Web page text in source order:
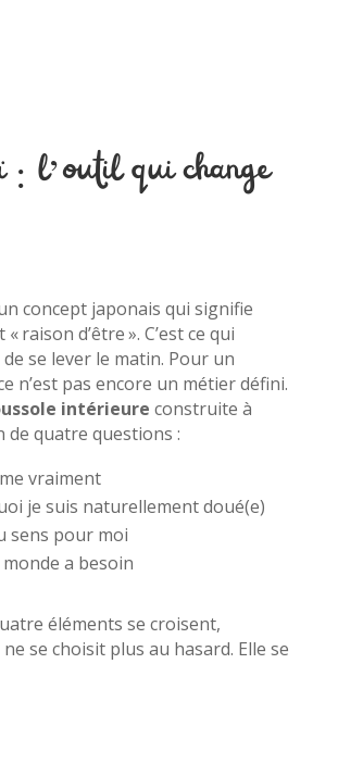
: l’outil qui change
concept japonais qui signifie
raison d’être ». C’est ce qui
se lever le matin. Pour un
n’est pas encore un métier défini.
intérieure construite à
de quatre questions :
vraiment
je suis naturellement doué(e)
sens pour moi
a besoin
éléments se croisent,
se choisit plus au hasard. Elle se